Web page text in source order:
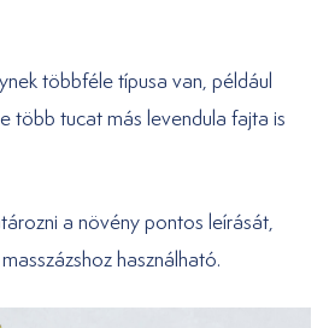
többféle típusa van, például
több tucat más levendula fajta is
a növény pontos leírását,
használható.